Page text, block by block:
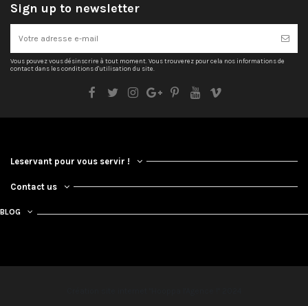
Sign up to newsletter
Vous pouvez vous désinscrire à tout moment. Vous trouverez pour cela nos informations de
contact dans les conditions d'utilisation du site.
Leservant pour vous servir !
Contact us
BLOG